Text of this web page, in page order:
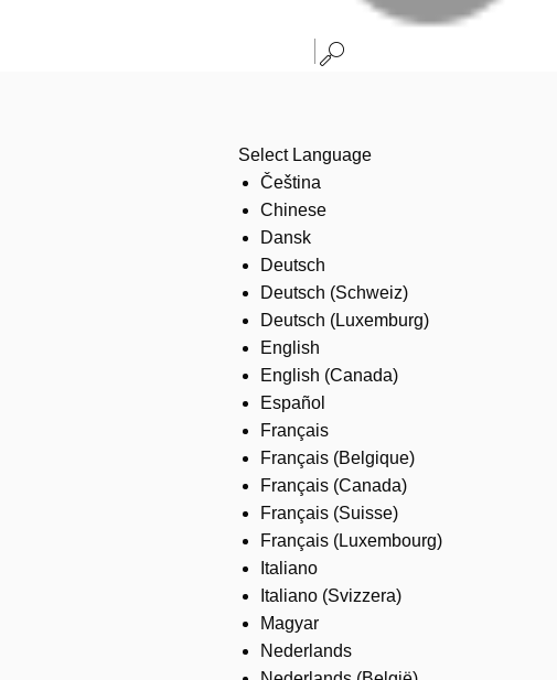
Select Language
Čeština
Chinese
Dansk
Deutsch
Deutsch (Schweiz)
Deutsch (Luxemburg)
English
English (Canada)
Español
Français
Français (Belgique)
Français (Canada)
Français (Suisse)
Français (Luxembourg)
Italiano
Italiano (Svizzera)
Magyar
Nederlands